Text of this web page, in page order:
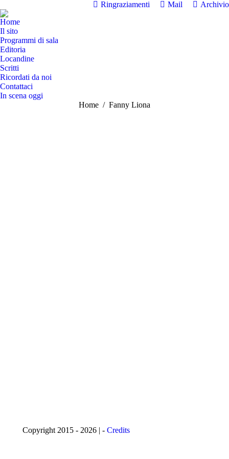
Ringraziamenti Mail
Archivio
Home
Il sito
Programmi di sala
Editoria
Locandine
Scritti
Ricordati da noi
Contattaci
In scena oggi
Tu sei qui:
Home Fanny Liona
Copyright 2015 - 2026 | - Credits